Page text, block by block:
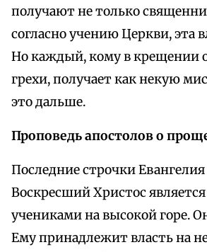
получают не только
согласно учению Церкви, эта
Но каждый, кому в крещении
грехи, получает как некую
это дальше.
Проповедь апостолов о
Последние строчки
Воскресший Христос
учениками на высокой горе.
Ему принадлежит власть на